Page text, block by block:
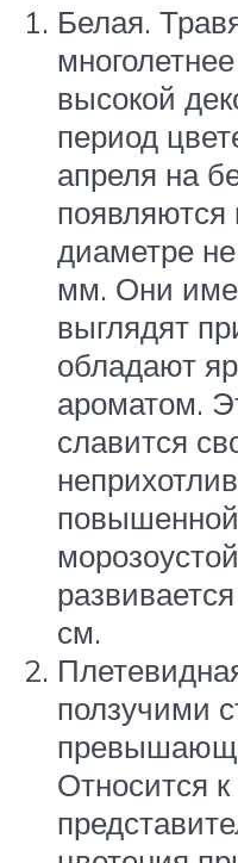
Белая.
высокой
период
апреля на
появляются
диаметре
мм. Они
выглядят
обладают
ароматом.
славится
повышенной
см.
ползучими
Относится